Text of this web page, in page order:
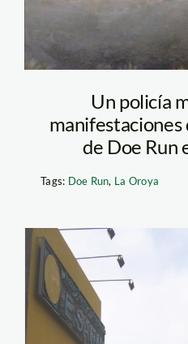
Un policía
de Doe Run
Tags: Doe Run, La Oroya